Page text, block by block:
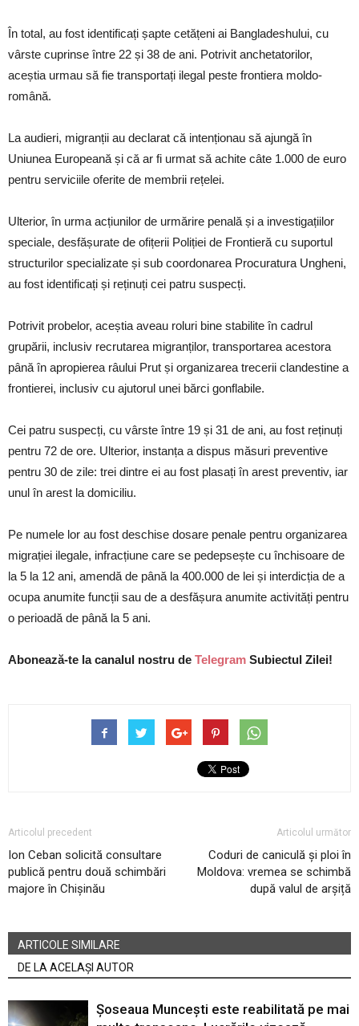
În total, au fost identificați șapte cetățeni ai Bangladeshului, cu
vârste cuprinse între 22 și 38 de ani. Potrivit anchetatorilor,
aceștia urmau să fie transportați ilegal peste frontiera moldo-
română.
La audieri, migranții au declarat că intenționau să ajungă în
Uniunea Europeană și că ar fi urmat să achite câte 1.000 de euro
pentru serviciile oferite de membrii rețelei.
Ulterior, în urma acțiunilor de urmărire penală și a investigațiilor
speciale, desfășurate de ofițerii Poliției de Frontieră cu suportul
structurilor specializate și sub coordonarea Procuratura Ungheni,
au fost identificați și reținuți cei patru suspecți.
Potrivit probelor, aceștia aveau roluri bine stabilite în cadrul
grupării, inclusiv recrutarea migranților, transportarea acestora
până în apropierea râului Prut și organizarea trecerii clandestine a
frontierei, inclusiv cu ajutorul unei bărci gonflabile.
Cei patru suspecți, cu vârste între 19 și 31 de ani, au fost reținuți
pentru 72 de ore. Ulterior, instanța a dispus măsuri preventive
pentru 30 de zile: trei dintre ei au fost plasați în arest preventiv, iar
unul în arest la domiciliu.
Pe numele lor au fost deschise dosare penale pentru organizarea
migrației ilegale, infracțiune care se pedepsește cu închisoare de
la 5 la 12 ani, amendă de până la 400.000 de lei și interdicția de a
ocupa anumite funcții sau de a desfășura anumite activități pentru
o perioadă de până la 5 ani.
Abonează-te la canalul nostru de Telegram Subiectul Zilei!
Articolul precedent
Ion Ceban solicită consultare
publică pentru două schimbări
majore în Chișinău
Articolul următor
Coduri de caniculă și ploi în
Moldova: vremea se schimbă
după valul de arșiță
ARTICOLE SIMILARE
DE LA ACELAȘI AUTOR
Șoseaua Muncești este reabilitată pe mai